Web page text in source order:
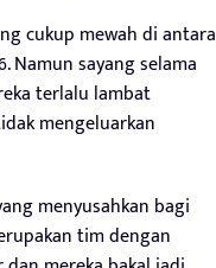
cukup mewah di antara
Namun sayang selama
terlalu lambat
mengeluarkan
menyusahkan bagi
tim dengan